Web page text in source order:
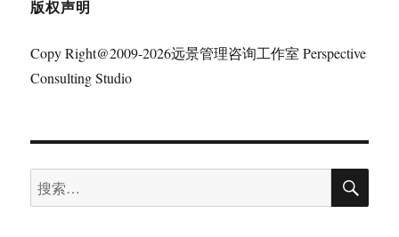
版权声明
Copy Right@2009-2026远景管理咨询工作室 Perspective
Consulting Studio
搜
索：
搜